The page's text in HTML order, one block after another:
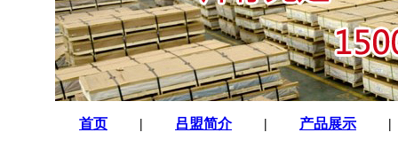
首页 | 吕盟简介| 产品展示